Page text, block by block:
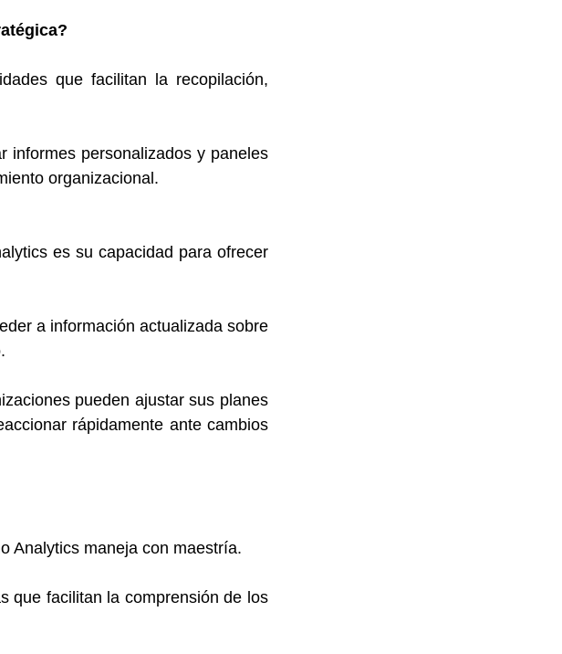
que facilitan la recopilación,
informes personalizados y paneles
organizacional.
es su capacidad para ofrecer
a información actualizada sobre
pueden ajustar sus planes
rápidamente ante cambios
Analytics maneja con maestría.
que facilitan la comprensión de los